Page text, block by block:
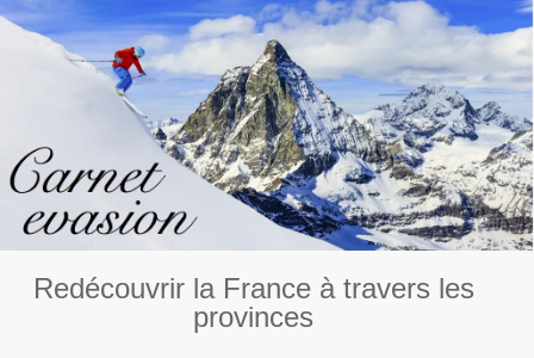
Redécouvrir la France à travers les
provinces